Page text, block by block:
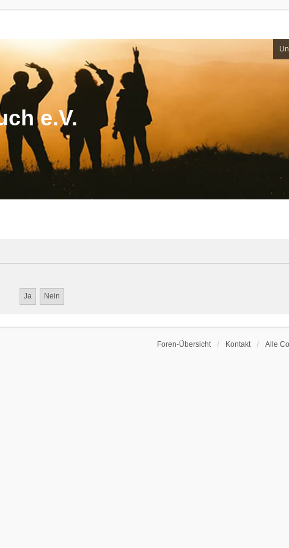
e.V.
Foren-Übersicht Kontakt Alle